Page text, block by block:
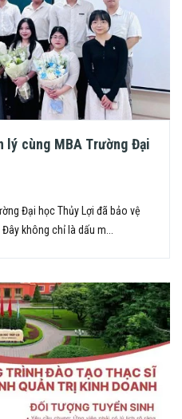
lý cùng MBA Trường Đại
Đại học Thủy Lợi đã bảo vệ
không chỉ là dấu m...